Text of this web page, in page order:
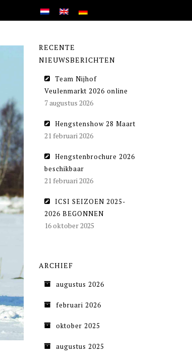
RECENTE
NIEUWSBERICHTEN
Team Nijhof
Veulenmarkt 2026 online
7 augustus 2026
Hengstenshow 28 Maart
21 februari 2026
Hengstenbrochure 2026
beschikbaar
21 februari 2026
ICSI SEIZOEN 2025-
2026 BEGONNEN
16 oktober 2025
ARCHIEF
augustus 2026
februari 2026
oktober 2025
augustus 2025